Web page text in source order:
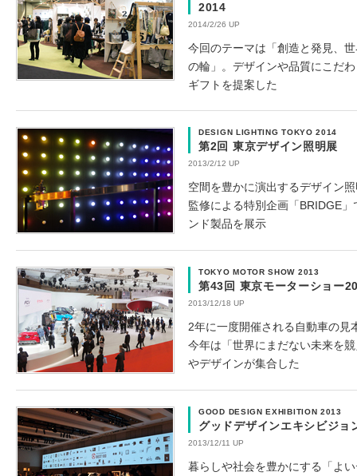
2014
2014/2/26 UP
今回のテーマは「創造と発見、
の輪」。デザインや品質にこだ
ギフトを提案した
DESIGN LIGHTING TOKYO 2014
第2回 東京デザイン照明展
2013/2/12 UP
空間を豊かに演出するデザイン
監修による特別企画「BRIDGE
ンド製品を展示
TOKYO MOTOR SHOW 2013
第43回 東京モーターショー
2013/12/18 UP
2年に一度開催される自動車の見
今年は「世界にまだない未来を
やデザインが集合した
GOOD DESIGN EXHIBITION 2013
グッドデザインエキシビジョ
2013/12/11 UP
暮らしや社会を豊かにする「よ